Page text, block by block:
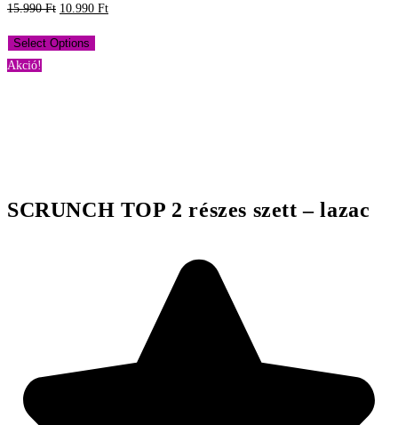
15.990Ft Original
was:
10.990 FtCurrent
Select Options
Akció!
SCRUNCH TOP 2 részes szett – lazac